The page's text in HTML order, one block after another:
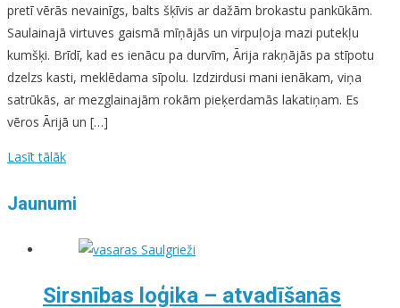
pretī vērās nevainīgs, balts šķīvis ar dažām brokastu pankūkām.
Saulainajā virtuves gaismā mīņājās un virpuļoja mazi putekļu
kumšķi. Brīdī, kad es ienācu pa durvīm, Ārija rakņājās pa stīpotu
dzelzs kasti, meklēdama sīpolu. Izdzirdusi mani ienākam, viņa
satrūkās, ar mezglainajām rokām pieķerdamās lakatiņam. Es
vēros Ārijā un […]
Lasīt tālāk
Jaunumi
Sirsnības loģika – atvadīšanās